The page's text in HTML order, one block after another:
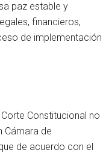
paz estable y
financieros,
de implementación
Constitucional no
Cámara de
de acuerdo con el